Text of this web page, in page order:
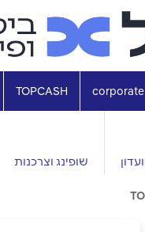
TOPCASH
שופינג וצרכנות